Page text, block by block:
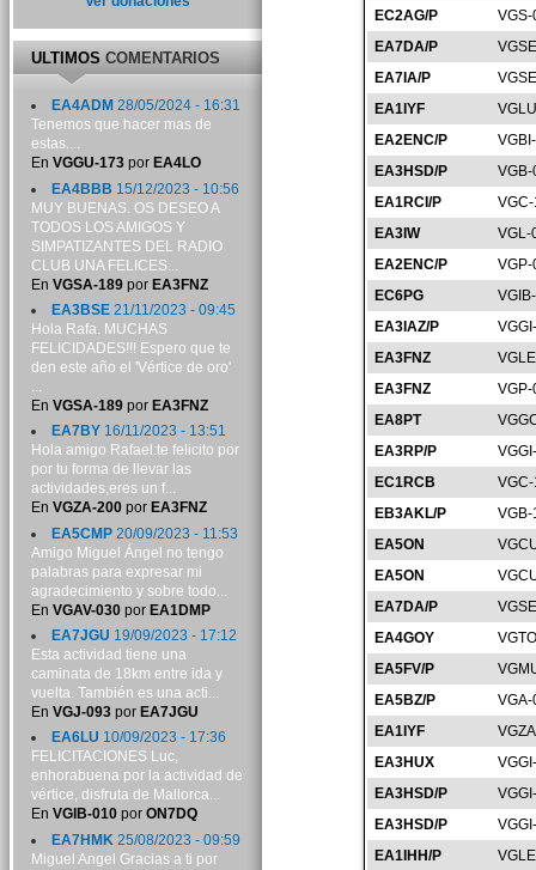
EC2AG/P
EA7DA/P
EA7IA/P
EA1IYF
EA2ENC/P
EA3HSD/P
EA1RCI/P
EA3IW
VGL-
EA2ENC/P
EC6PG
EA3IAZ/P
EA3FNZ
EA3FNZ
EA8PT
EA3RP/P
EC1RCB
EB3AKL/P
EA5ON
EA5ON
EA7DA/P
EA4GOY
EA5FV/P
EA5BZ/P
EA1IYF
EA3HUX
EA3HSD/P
EA3HSD/P
EA1IHH/P
ULTIMOSCOMENTARIOS
EA4ADM 28/05/2024 - 16:31
Tenemos que hacer mas de
estas....
En VGGU-173por EA4LO
EA4BBB 15/12/2023 - 10:56
MUY BUENAS. OS DESEO A
TODOS LOS AMIGOS Y
SIMPATIZANTES DEL RADIO
CLUB UNA FELICES...
En VGSA-189por EA3FNZ
EA3BSE21/11/2023 - 09:45
Hola Rafa. MUCHAS
FELICIDADES!!! Espero que te
den este año el 'Vértice de oro'
...
En VGSA-189por EA3FNZ
EA7BY16/11/2023 - 13:51
Hola amigo Rafael:te felicito por
por tu forma de llevar las
actividades,eres un f...
En VGZA-200por EA3FNZ
EA5CMP20/09/2023 - 11:53
Amigo Miguel Ángel no tengo
palabras para expresar mi
agradecimiento y sobre todo...
En VGAV-030por EA1DMP
EA7JGU 19/09/2023 - 17:12
Esta actividad tiene una
caminata de 18km entre ida y
vuelta. También es una acti...
En VGJ-093por EA7JGU
EA6LU 10/09/2023 - 17:36
FELICITACIONES Luc,
enhorabuena por la actividad de
vértice, disfruta de Mallorca...
En VGIB-010por ON7DQ
EA7HMK 25/08/2023 - 09:59
Miguel Angel Gracias a ti por